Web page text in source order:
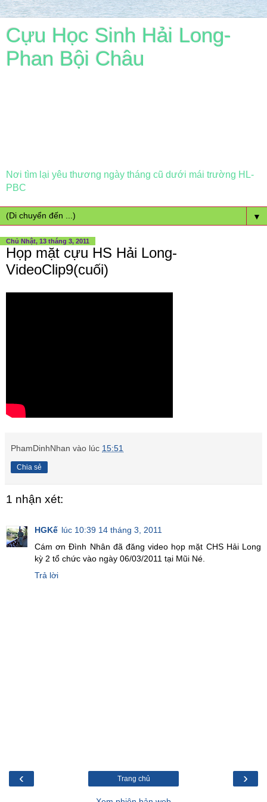
Cựu Học Sinh Hải Long-
Phan Bội Châu
Nơi tìm lại yêu thương ngày tháng cũ dưới mái trường HL-
PBC
▼
Chủ Nhật, 13 tháng 3, 2011
Họp mặt cựu HS Hải Long-
VideoClip9(cuối)
PhamDinhNhan vào lúc 15:51
Chia sẻ
1 nhận xét:
HGKế lúc 10:39 14 tháng 3, 2011
Cám ơn Đình Nhân đã đăng video họp mặt CHS Hải Long
kỳ 2 tổ chức vào ngày 06/03/2011 tại Mũi Né.
Trả lời
‹ ›
Trang chủ